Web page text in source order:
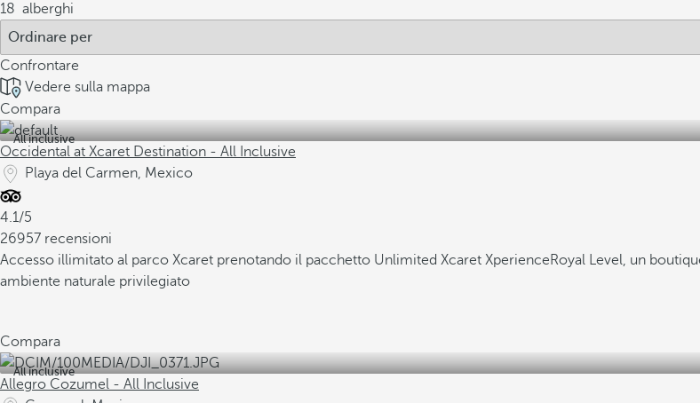
18 alberghi
Confrontare
Vedere sulla mappa
Compara
All inclusive
Occidental at Xcaret Destination - All Inclusive
Playa del Carmen, Mexico
4.1/5
26957 recensioni
Accesso illimitato al parco Xcaret prenotando il pacchetto Unlimited Xcaret XperienceRoyal Level, un
ambiente naturale privilegiato
Compara
All inclusive
Allegro Cozumel - All Inclusive